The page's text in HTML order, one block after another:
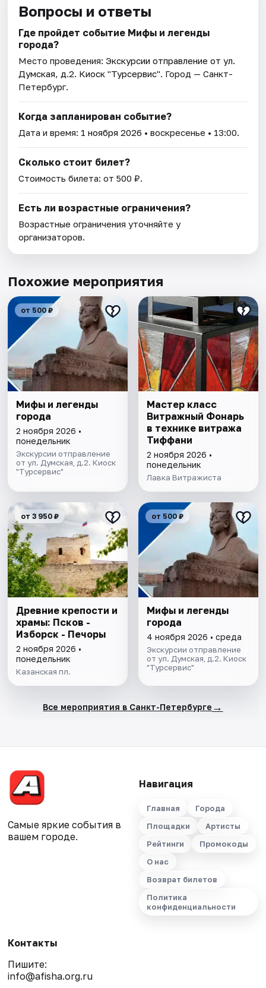
Вопросы и ответы
Где пройдет событие Мифы и легенды
города?
Место проведения:Экскурсии отправление от ул.
Думская, д.2. Киоск "Турсервис". Город — Санкт-
Петербург.
Когда запланирован событие?
Дата и время: 1 ноября 2026 • воскресенье • 13:00.
Сколько стоит билет?
Стоимость билета: от 500 ₽.
Есть ли возрастные ограничения?
Возрастные ограничения уточняйте у
организаторов.
Похожие мероприятия
от 500 ₽
Мифы и легенды
города
2 ноября 2026 •
понедельник
Экскурсии отправление
от ул. Думская, д.2. Киоск
"Турсервис"
Мастер класс
Витражный Фонарь
в технике витража
Тиффани
2 ноября 2026 •
понедельник
Лавка Витражиста
от 3 950 ₽
Древние крепости и
храмы: Псков -
Изборск - Печоры
2 ноября 2026 •
понедельник
Казанская пл.
от 500 ₽
Мифы и легенды
города
4 ноября 2026 • среда
Экскурсии отправление
от ул. Думская, д.2. Киоск
"Турсервис"
Все мероприятия в Санкт-Петербурге →
Самые яркие события в
вашем городе.
Навигация
Главная
Города
Площадки
Артисты
Рейтинги
Промокоды
О нас
Возврат билетов
Политика
конфиденциальности
Контакты
Пишите:
info@afisha.org.ru